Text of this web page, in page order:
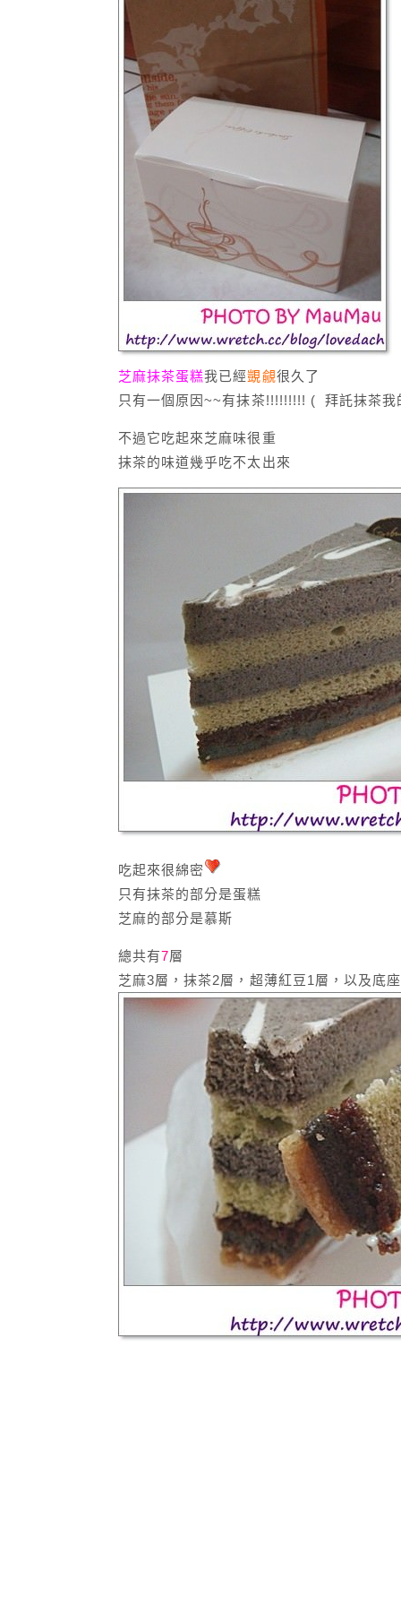
芝麻抹茶蛋糕我已經覬覦很久了
只有一個原因~~有抹茶!!!!!!!!! (
拜託抹茶我
不過它吃起來芝麻味很重
抹茶的味道幾乎吃不太出來
吃起來很綿密
只有抹茶的部分是蛋糕
芝麻的部分是慕斯
總共有7層
芝麻3層，抹茶2層，超薄紅豆1層，以及底